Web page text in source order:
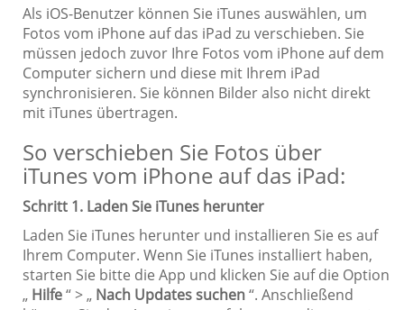
Als iOS-Benutzer können Sie iTunes auswählen, um
Fotos vom iPhone auf das iPad zu verschieben. Sie
müssen jedoch zuvor Ihre Fotos vom iPhone auf dem
Computer sichern und diese mit Ihrem iPad
synchronisieren. Sie können Bilder also nicht direkt
mit iTunes übertragen.
So verschieben Sie Fotos über
iTunes vom iPhone auf das iPad:
Schritt 1. Laden Sie iTunes herunter
Laden Sie iTunes herunter und installieren Sie es auf
Ihrem Computer. Wenn Sie iTunes installiert haben,
starten Sie bitte die App und klicken Sie auf die Option
„ Hilfe“ > „ Nach Updates suchen“. Anschließend